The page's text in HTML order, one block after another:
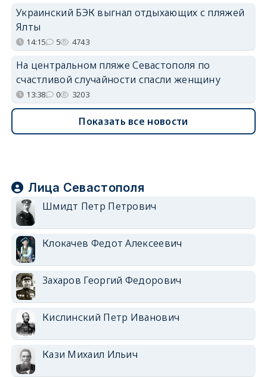
Украинский БЭК выгнал отдыхающих с пляжей
Ялты
14:15 5 4743
На центральном пляже Севастополя по
счастливой случайности спасли женщину
13:38 0 3203
Показать все новости
Лица Севастополя
Шмидт Петр Петрович
Клокачев Федот Алексеевич
Захаров Георгий Федорович
Кислинский Петр Иванович
Кази Михаил Ильич